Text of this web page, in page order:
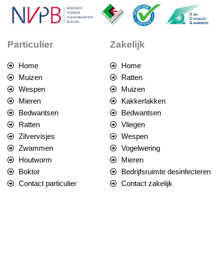
Particulier
Home
Muizen
Wespen
Mieren
Bedwantsen
Ratten
Zilvervisjes
Zwammen
Houtworm
Boktor
Contact particulier
Zakelijk
Home
Ratten
Muizen
Kakkerlakken
Bedwantsen
Vliegen
Wespen
Vogelwering
Mieren
Bedrijfsruimte desinfecteren
Contact zakelijk